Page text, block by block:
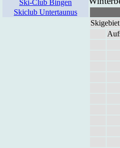
Ski-Club Bingen
Skiclub Untertaunus